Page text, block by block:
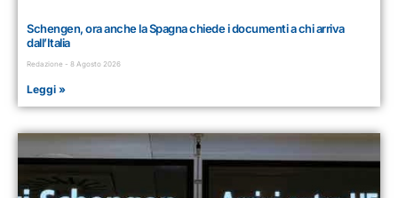
Schengen, ora anche la Spagna chiede i documenti a chi arriva
dall’Italia
Redazione 8 Agosto 2026
Leggi »